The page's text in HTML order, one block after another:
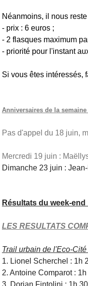
Néanmoins, il nous
- prix : 6 euros ;
- 2 flasques maximum
- priorité pour l'instant
Si vous êtes intéressés,
Anniversaires de la semaine
Pas d'appel du 18 juin,
Mercredi 19 juin :
Dimanche 23 juin :
Résultats du week-end
LES RESULTATS
Trail urbain de l'Eco-
1. Lionel Scherchel : 1h
2. Antoine Comparot :
3. Dorian Fintolini : 1h